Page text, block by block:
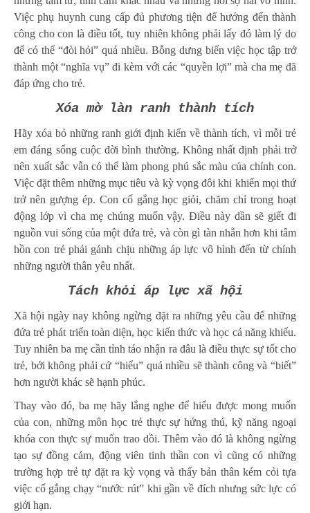
Việc phụ huynh cung cấp đủ phương tiện để hướng đến thành
công cho con là điều tốt, tuy nhiên không phải lấy đó làm lý do
để có thể “đòi hỏi” quá nhiều. Bỗng dưng biến việc học tập trở
thành một “nghĩa vụ” đi kèm với các “quyền lợi” mà cha mẹ đã
đáp ứng cho trẻ.
Xóa mờ làn ranh thành tích
Hãy xóa bỏ những ranh giới định kiến về thành tích, vì mỗi trẻ
em đáng sống cuộc đời bình thường. Không nhất định phải trở
nên xuất sắc vẫn có thể làm phong phú sắc màu của chính con.
Việc đặt thêm những mục tiêu và kỳ vọng đôi khi khiến mọi thứ
trở nên gượng ép. Con cố gắng học giỏi, chăm chỉ trong hoạt
động lớp vì cha mẹ chúng muốn vậy. Điều này dần sẽ giết đi
nguồn vui sống của một đứa trẻ, và còn gì tàn nhẫn hơn khi tâm
hồn con trẻ phải gánh chịu những áp lực vô hình đến từ chính
những người thân yêu nhất.
Tách khỏi áp lực xã hội
Xã hội ngày nay không ngừng đặt ra những yêu cầu để những
đứa trẻ phát triển toàn diện, học kiến thức và học cả năng khiếu.
Tuy nhiên ba mẹ cần tỉnh táo nhận ra đâu là điều thực sự tốt cho
trẻ, bởi không phải cứ “hiểu” quá nhiều sẽ thành công và “biết”
hơn người khác sẽ hạnh phúc.
Thay vào đó, ba mẹ hãy lắng nghe để hiểu được mong muốn
của con, những môn học trẻ thực sự hứng thú, kỹ năng ngoại
khóa con thực sự muốn trao dồi. Thêm vào đó là không ngừng
tạo sự đồng cảm, động viên tinh thần con vì cũng có những
trường hợp trẻ tự đặt ra kỳ vọng và thấy bản thân kém cỏi tựa
việc cố gắng chạy “nước rút” khi gần về đích nhưng sức lực có
giới hạn.